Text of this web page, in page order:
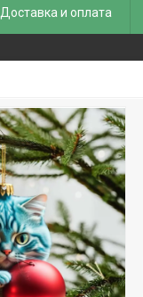
Доставка и оплата